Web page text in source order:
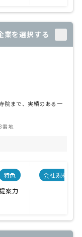
業を選択する
院まで、実績のある一
番地
特色
案力
会社規模